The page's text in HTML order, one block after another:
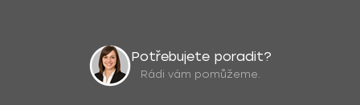
Potřebujete poradit?
Rádi vám pomůžeme.